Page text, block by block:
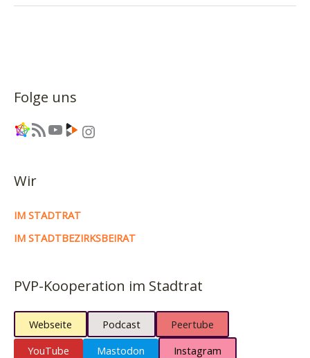
Chaos
Fördermitteln
Ehrenamt
Folge uns
Link RSS-Feed YouTube Link Instagram
Wir
IM STADTRAT
IM STADTBEZIRKSBEIRAT
PVP-Kooperation im Stadtrat
Webseite Podcast
Peertube
YouTube
Mastodon
Instagram